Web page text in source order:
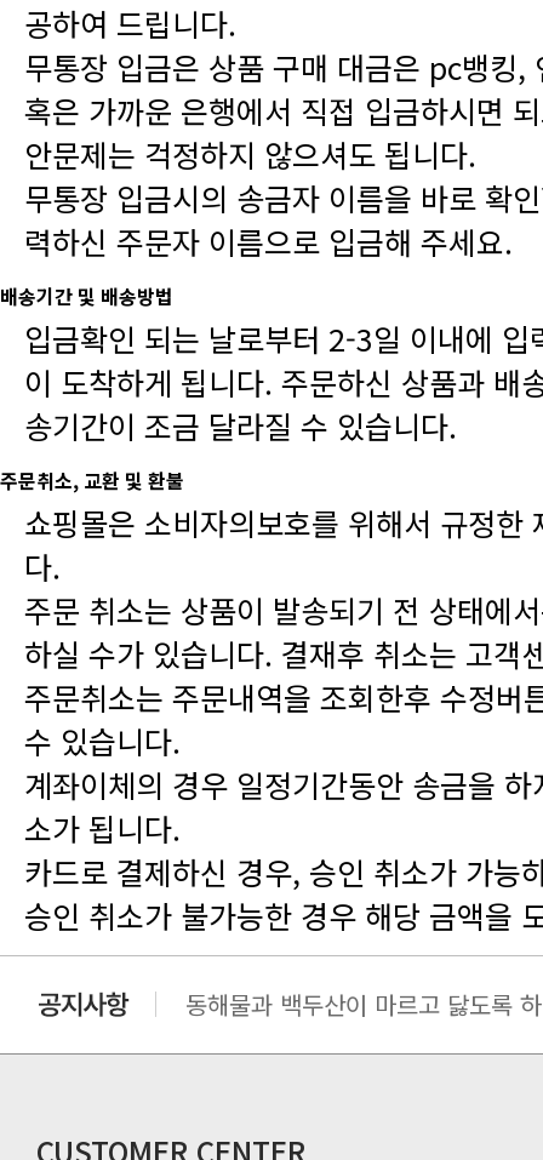
공하여 드립니다.
안문제는 걱정하지 않으셔도 됩니다.
력하신 주문자 이름으로 입금해 주세요.
배송기간 및 배송방법
송기간이 조금 달라질 수 있습니다.
주문취소, 교환 및 환불
다.
수 있습니다.
소가 됩니다.
승인 취소가 불가능한 경우 해당 금액을
동해물과 백두산이 마르고 닳도록
CUSTOMER CENTER